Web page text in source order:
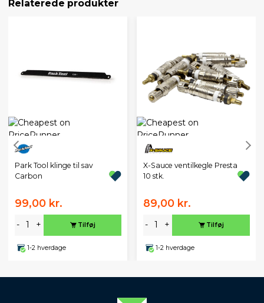
Relaterede produkter
Park Tool klinge til sav
Carbon
99,00 kr.
- + Tilføj
1-2 hverdage
X-Sauce ventilkegle Presta
10 stk.
89,00 kr.
- + Tilføj
1-2 hverdage